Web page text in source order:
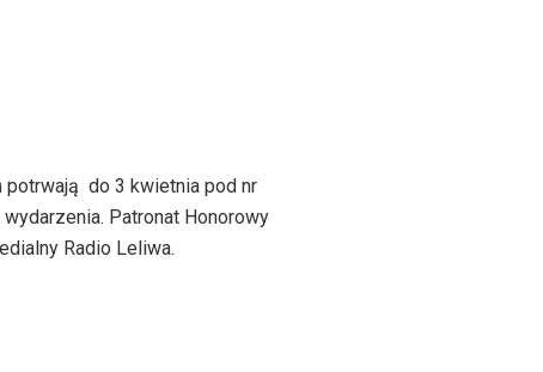
potrwają do 3 kwietnia pod nr
Patronat Honorowy
Radio Leliwa.